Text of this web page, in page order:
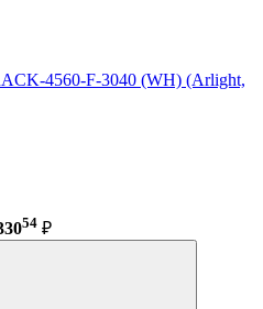
4560-F-3040 (WH) (Arlight,
54 ₽